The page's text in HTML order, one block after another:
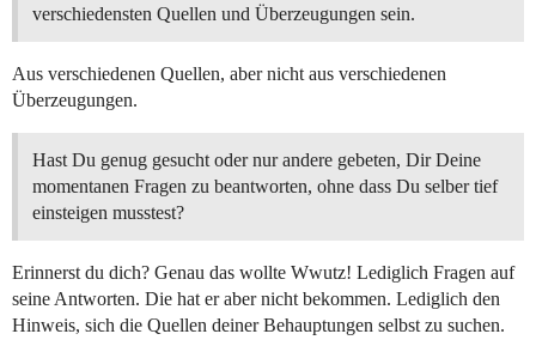
verschiedensten Quellen und Überzeugungen sein.
Aus verschiedenen Quellen, aber nicht aus verschiedenen
Überzeugungen.
Hast Du genug gesucht oder nur andere gebeten, Dir Deine
momentanen Fragen zu beantworten, ohne dass Du selber tief
einsteigen musstest?
Erinnerst du dich? Genau das wollte Wwutz! Lediglich Fragen auf
seine Antworten. Die hat er aber nicht bekommen. Lediglich den
Hinweis, sich die Quellen deiner Behauptungen selbst zu suchen.